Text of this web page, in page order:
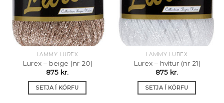
LAMMY LUREX
Lurex – beige (nr 20)
875 kr.
SETJA Í KÖRFU
LAMMY LUREX
Lurex – hvítur (nr 21)
875 kr.
SETJA Í KÖRFU